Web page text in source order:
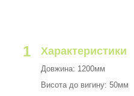
1 Характеристики
Довжина: 1200мм
Висота до вигину: 50мм